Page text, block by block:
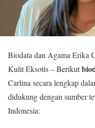
Biodata dan Agama Erika
Kulit Eksotis – Berikut
Carlina secara lengkap
didukung dengan sumber
Indonesia: